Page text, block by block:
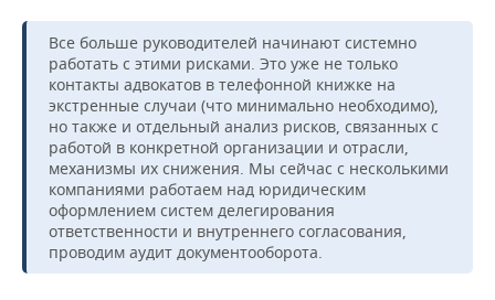
Все больше руководителей начинают системно
работать с этими рисками. Это уже не только
контакты адвокатов в телефонной книжке на
экстренные случаи (что минимально необходимо),
но также и отдельный анализ рисков, связанных с
работой в конкретной организации и отрасли,
механизмы их снижения. Мы сейчас с несколькими
компаниями работаем над юридическим
оформлением систем делегирования
ответственности и внутреннего согласования,
проводим аудит документооборота.